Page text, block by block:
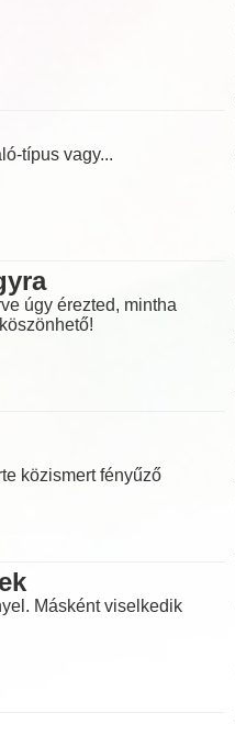
típus vagy...
úgy érezted, mintha
közismert fényűző
Másként viselkedik